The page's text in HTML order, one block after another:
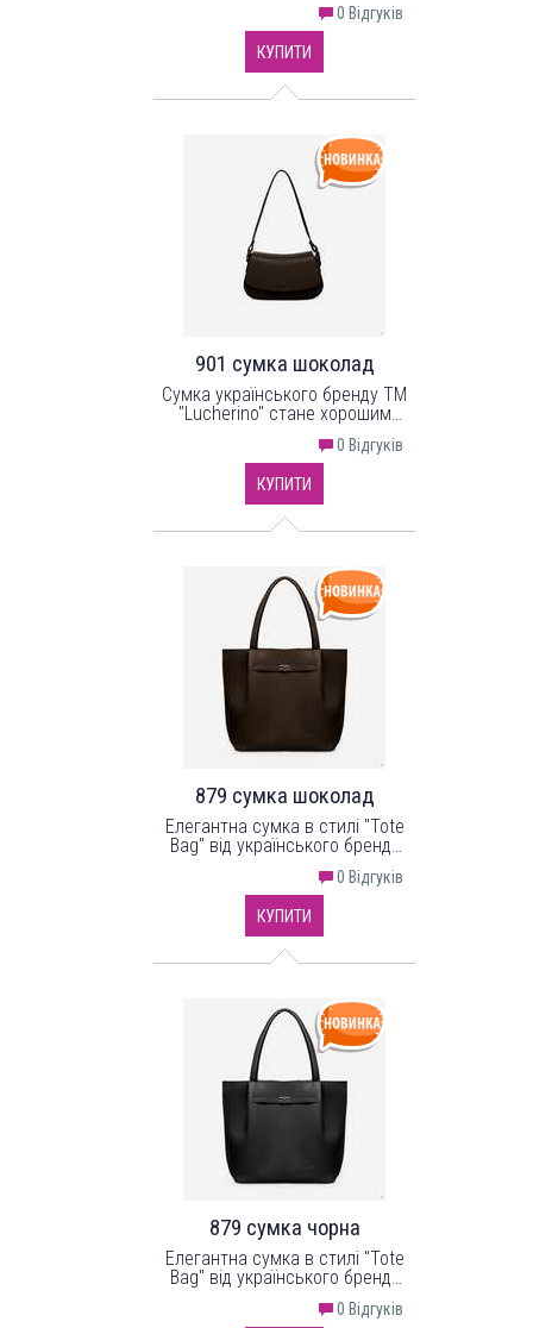
Невелика жіноча сумочка
виготовлена з високоякісного
шкірзамінника та якісної
надійної фурнітури в кольорі -
нікель.
0 Відгуків
КУПИТИ
901 сумка шоколад
Сумка українського бренду ТМ
"Lucherino" стане хорошим
Невелика жіноча сумочка
виготовлена з високоякісного
шкірзамінника та якісної
надійної фурнітури в кольорі -
нікель.
0 Відгуків
КУПИТИ
879 сумка шоколад
Елегантна сумка в стилі "Tote
Bag" від українського бренду
високоякісного шкірзамінника
0 Відгуків
КУПИТИ
879 сумка чорна
Елегантна сумка в стилі "Tote
Bag" від українського бренду
високоякісного шкірзамінника
0 Відгуків